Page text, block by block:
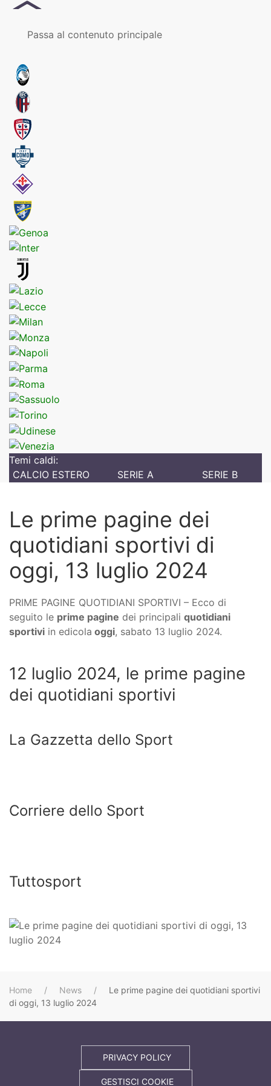
Passa al contenuto principale
Temi caldi:
CALCIO ESTERO
SERIE A SERIE B
Le prime pagine dei
quotidiani sportivi di
oggi, 13 luglio 2024
PRIME PAGINE QUOTIDIANI SPORTIVI – Ecco di
seguito le prime pagine dei principali quotidiani
sportivi in edicola oggi, sabato 13 luglio 2024.
12 luglio 2024, le prime pagine
dei quotidiani sportivi
La Gazzetta dello Sport
Corriere dello Sport
Tuttosport
Home News
Le prime pagine dei quotidiani sportivi
di oggi, 13 luglio 2024
PRIVACY POLICY
GESTISCI COOKIE